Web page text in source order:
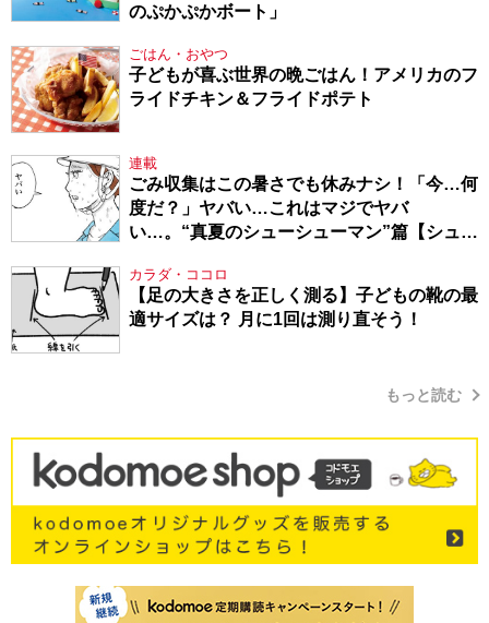
のぷかぷかボート」
ごはん・おやつ
子どもが喜ぶ世界の晩ごはん！アメリカのフ
ライドチキン＆フライドポテト
連載
ごみ収集はこの暑さでも休みナシ！「今…何
度だ？」ヤバい…これはマジでヤバ
い…。“真夏のシューシューマン”篇【シュー
カラダ・ココロ
【足の大きさを正しく測る】子どもの靴の最
適サイズは？ 月に1回は測り直そう！
もっと読む